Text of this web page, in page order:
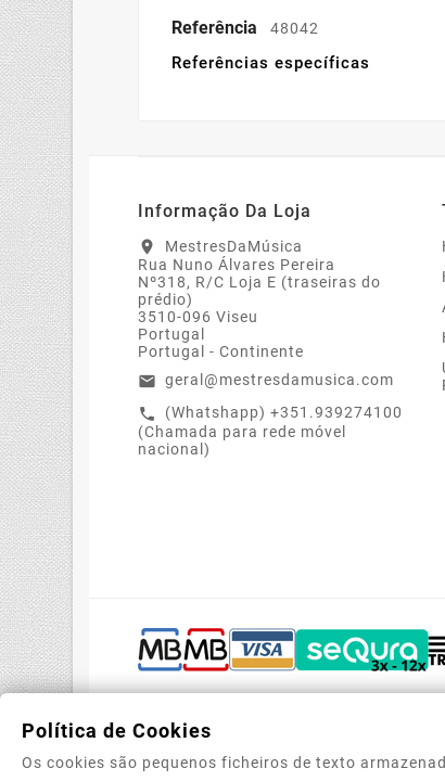
Referência 48042
Referências específicas
Informação Da Loja
location_on
MestresDaMúsica
Rua Nuno Álvares Pereira
Nº318, R/C Loja E (traseiras do
prédio)
3510-096 Viseu
Portugal
Portugal - Continente
email geral@mestresdamusica.com
call
(Whatshapp) +351.939274100
(Chamada para rede móvel
nacional)
Política de Cookies
Os cookies são pequenos ficheiros de texto